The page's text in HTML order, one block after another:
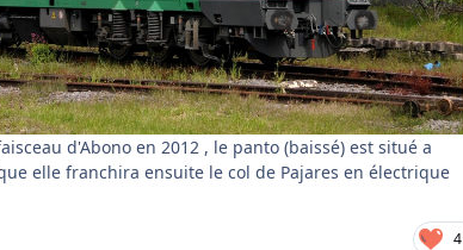
d'Abono en 2012 , le panto (baissé) est situé a
elle franchira ensuite le col de Pajares en électrique
4